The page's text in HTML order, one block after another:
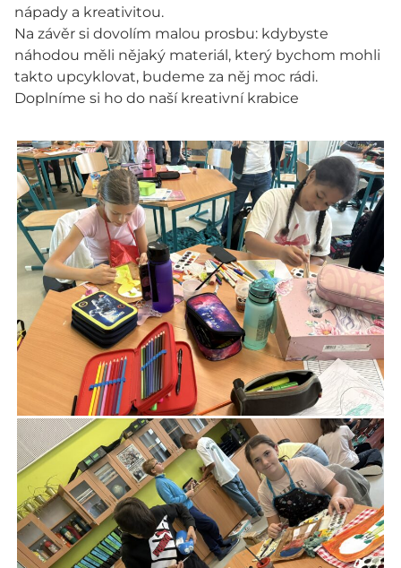
nápady a kreativitou.
Na závěr si dovolím malou prosbu: kdybyste
náhodou měli nějaký materiál, který bychom mohli
takto upcyklovat, budeme za něj moc rádi.
Doplníme si ho do naší kreativní krabice